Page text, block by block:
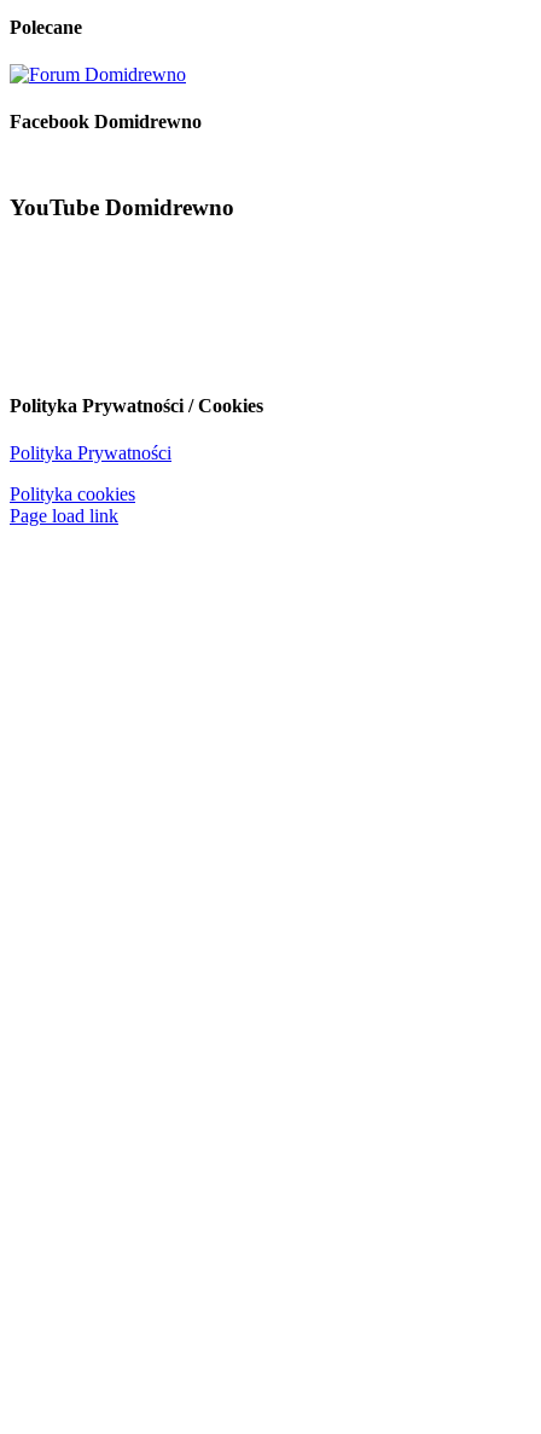
Polecane
Facebook Domidrewno
YouTube Domidrewno
Polityka Prywatności / Cookies
Polityka Prywatności
Polityka cookies
Page load link